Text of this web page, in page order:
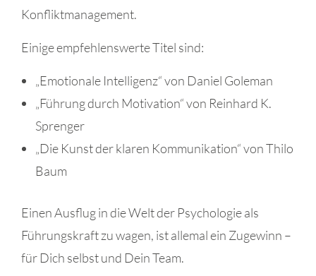
Konfliktmanagement.
Einige empfehlenswerte Titel sind:
„Emotionale Intelligenz“ von Daniel Goleman
„Führung durch Motivation“ von Reinhard K.
Sprenger
„Die Kunst der klaren Kommunikation“ von Thilo
Baum
Einen Ausflug in die Welt der Psychologie als
Führungskraft zu wagen, ist allemal ein Zugewinn –
für Dich selbst und Dein Team.